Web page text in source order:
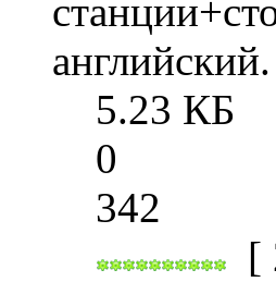
английский.
5.23 КБ
0
342
[